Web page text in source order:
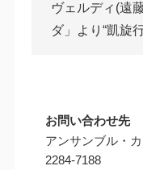
ヴェルディ(遠
ダ」より“凱旋
お問い合わせ先
アンサンブル・
2284-7188